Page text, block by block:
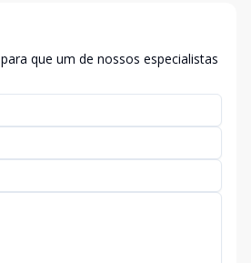
que um de nossos especialistas